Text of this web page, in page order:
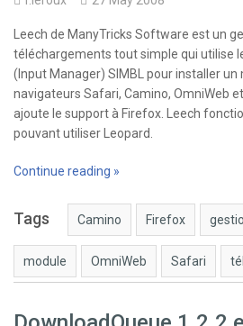
Leech de ManyTricks Software est un
téléchargements tout simple qui utilise
(Input Manager) SIMBL pour installer
navigateurs Safari, Camino, OmniWeb
ajoute le support à Firefox. Leech
pouvant utiliser Leopard.
Continue reading »
Tags Camino Firefox
module OmniWeb Safari